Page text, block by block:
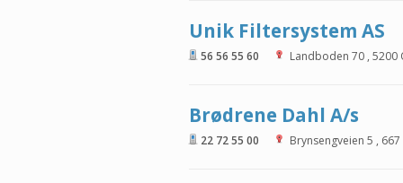
Unik Filtersystem AS
56 56 55 60 Landboden 70 , 5200
Brødrene Dahl A/s
22 72 55 00 Brynsengveien 5 , 667